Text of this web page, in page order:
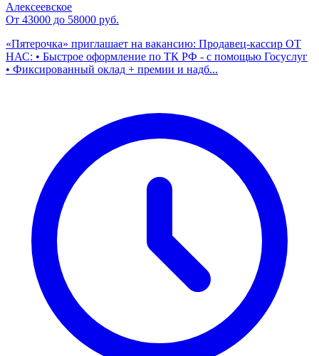
Алексеевское
От 43000 до 58000 руб.
«Пятерочка» приглашает на вакансию: Продавец-кассир ОТ
НАС: • Быстрое оформление по ТК РФ - с помощью Госуслуг
• Фиксированный оклад + премии и надб...